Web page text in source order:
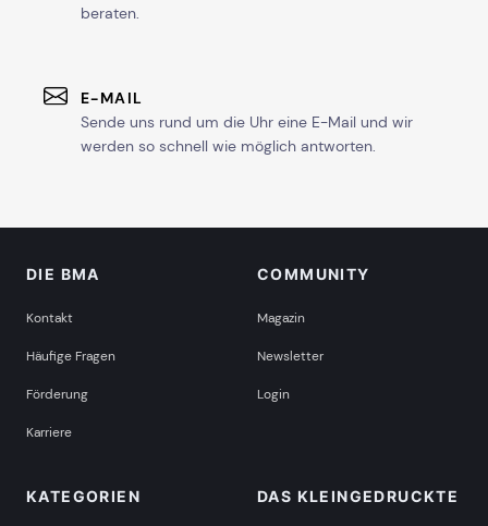
beraten.
E-MAIL
Sende uns rund um die Uhr eine E-Mail und wir
werden so schnell wie möglich antworten.
DIE BMA
Kontakt
Häufige Fragen
Förderung
Karriere
COMMUNITY
Magazin
Newsletter
Login
KATEGORIEN DAS KLEINGEDRUCKTE